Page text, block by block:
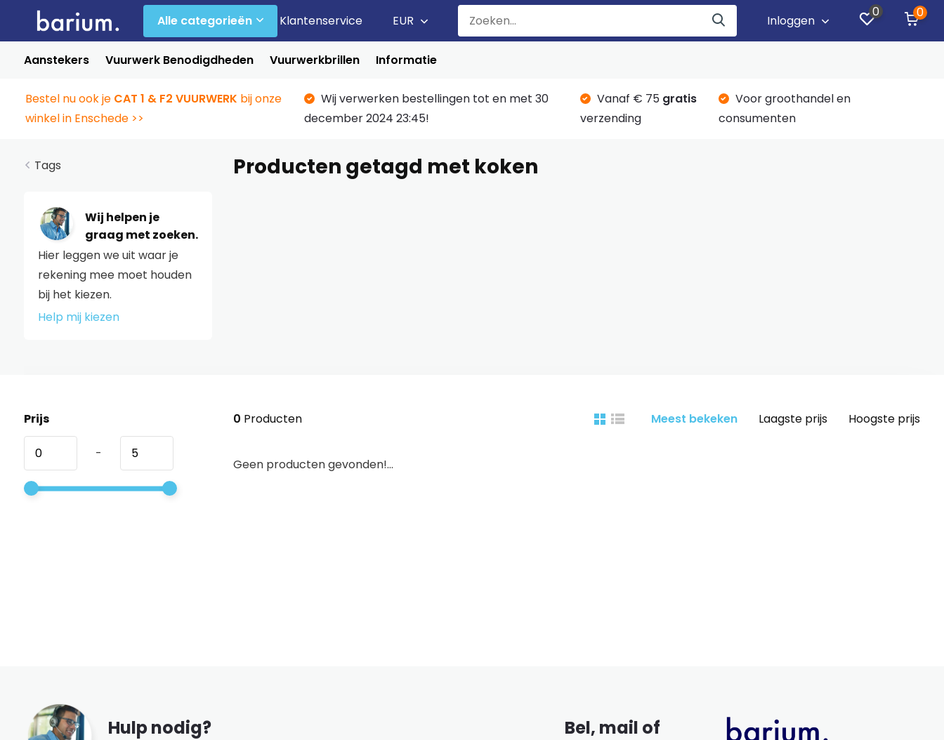
Alle categorieën Klantenservice EUR Inloggen
0 0
Aanstekers Vuurwerk Benodigdheden Vuurwerkbrillen Informatie
Bestel nu ook je CAT 1 & F2 VUURWERK bij onze
winkel in Enschede >>
Wij verwerken bestellingen tot en met 30
december 2024 23:45!
Vanaf € 75 gratis
verzending
Voor groothandel en
consumenten
Tags
Wij helpen je
graag met zoeken.
Hier leggen we uit waar je
rekening mee moet houden
bij het kiezen.
Help mij kiezen
Producten getagd met koken
Prijs
-
0 Producten Meest bekeken Laagste prijs Hoogste prijs
Geen producten gevonden!...
Hulp nodig?
Bel, mail of